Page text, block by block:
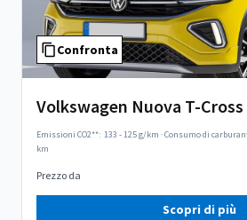
Confronta
Volkswagen Nuova T-Cross
Emissioni CO2**: 133 - 125 g/km ·Consumo di
km
Prezzo da
Scopri di più